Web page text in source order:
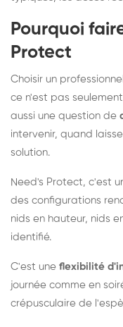
Pourquoi
Protect
Choisir un
ce n'est pas
aussi une question de
intervenir, quand
solution.
Need's Protect, c'est
des configurations
nids en hauteur, nids
identifié.
C'est une flexibilité
journée comme en
crépusculaire de